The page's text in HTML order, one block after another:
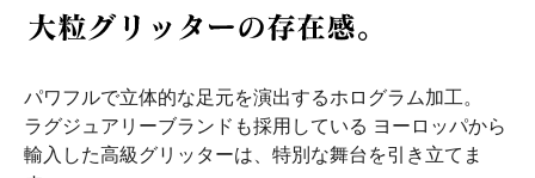
パワフルで立体的な足元を演出するホログラム加工。
ラグジュアリーブランドも採用している ヨーロッパから
輸入した高級グリッターは、特別な舞台を引き立てま